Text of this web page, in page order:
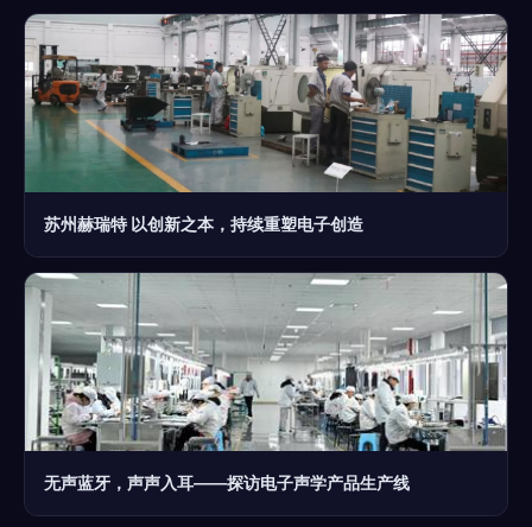
苏州赫瑞特 以创新之本，持续重塑电子创造
无声蓝牙，声声入耳——探访电子声学产品生产线